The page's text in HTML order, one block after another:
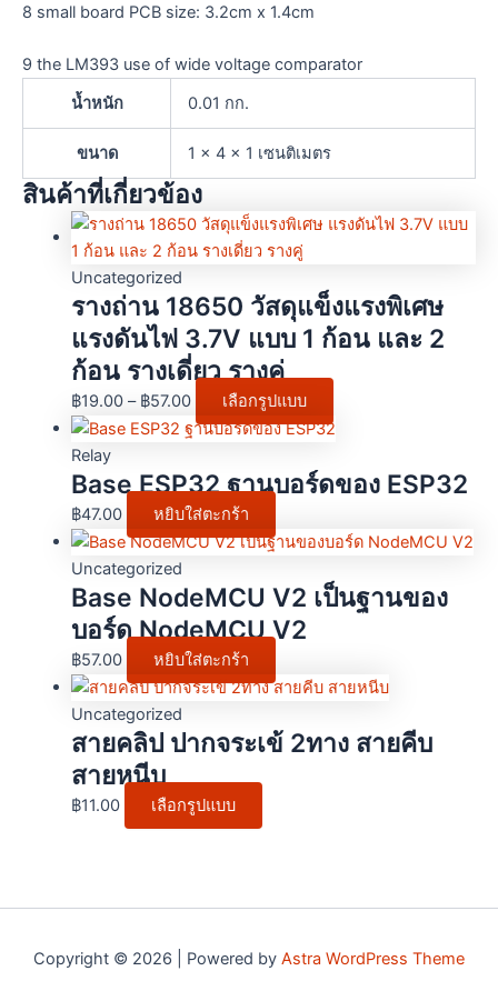
8 small board PCB size: 3.2cm x 1.4cm
9 the LM393 use of wide voltage comparator
น้ำหนัก
0.01 กก.
ขนาด 1 × 4 × 1 เซนติเมตร
สินค้าที่เกี่ยวข้อง
Uncategorized
รางถ่าน 18650 วัสดุแข็งแรงพิเศษ
แรงดันไฟ 3.7V แบบ 1 ก้อน และ 2
ก้อน รางเดี่ยว รางคู่
฿19.00 – ฿57.00 เลือกรูปแบบ
Relay
Base ESP32 ฐานบอร์ดของ ESP32
฿47.00 หยิบใส่ตะกร้า
Uncategorized
Base NodeMCU V2 เป็นฐานของ
บอร์ด NodeMCU V2
฿57.00 หยิบใส่ตะกร้า
Uncategorized
สายคลิป ปากจระเข้ 2ทาง สายคีบ
สายหนีบ
฿11.00 เลือกรูปแบบ
Copyright © 2026 | Powered by Astra WordPress Theme